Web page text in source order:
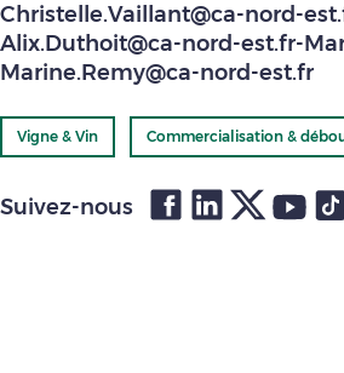
Christelle.Vaillant@ca-nord-
Alix.Duthoit@ca-nord-est.fr-
Marine.Remy@ca-nord-est.fr
Vigne & Vin Commercialisation &
Suivez-nous